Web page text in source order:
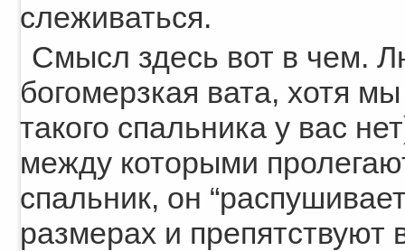
слеживаться.
Смысл здесь вот в чем.
богомерзкая вата, хотя
такого спальника у вас
между которыми
спальник, он
размерах и препятствуют